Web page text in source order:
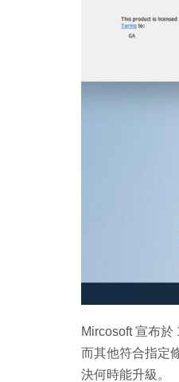
Mircosoft 宣布於
而其他符合指定
決何時能升級。